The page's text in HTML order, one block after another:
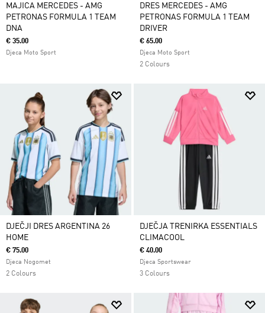
MAJICA MERCEDES - AMG
PETRONAS FORMULA 1 TEAM
DNA
€ 35.00
Djeca Moto Sport
DRES MERCEDES - AMG
PETRONAS FORMULA 1 TEAM
DRIVER
€ 65.00
Djeca Moto Sport
2 Colours
DJEČJI DRES ARGENTINA 26
HOME
€ 75.00
Djeca Nogomet
2 Colours
DJEČJA TRENIRKA ESSENTIALS
CLIMACOOL
€ 40.00
Djeca Sportswear
3 Colours